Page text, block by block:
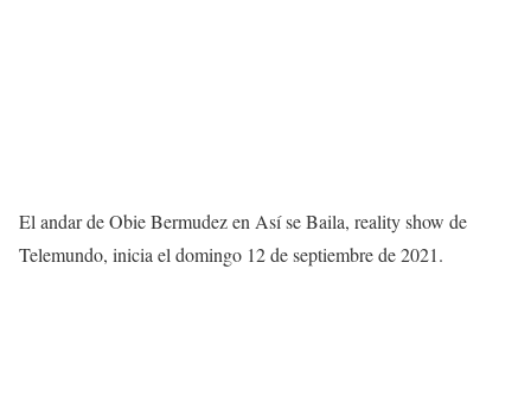
El andar de Obie Bermudez en Así se Baila, reality show de
Telemundo, inicia el domingo 12 de septiembre de 2021.